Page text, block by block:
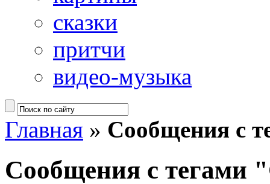
сказки
притчи
видео-музыка
Главная » Сообщения с
Сообщения с тегами